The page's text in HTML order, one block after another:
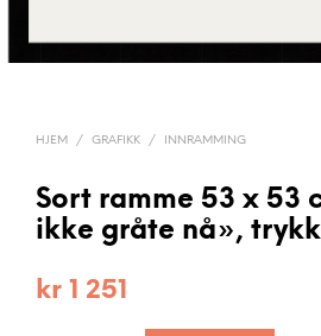
HJEM / GRAFIKK / INNRAMMING
Sort ramme 53 x 53
ikke gråte nå», trykk
kr 1 251